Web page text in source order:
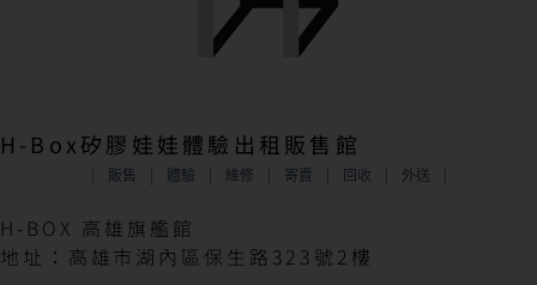
H-Box矽膠娃娃體驗出租販售館
販售 體驗 維修 寄賣 回收 外送
H-BOX 高雄旗艦館
地址：高雄市湖內區保生路323號2樓